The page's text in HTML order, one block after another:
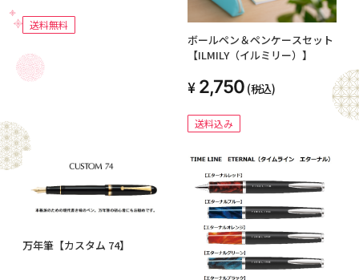
送料無料
ボールペン＆ペンケースセット
【ILMILY（イルミリー）】
2,750 (税込)
送料込み
万年筆【カスタム 74】